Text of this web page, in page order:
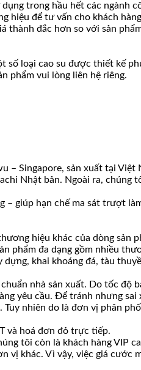
trong hầu hết các ngành
để tư vấn cho khách
thành đắc hơn so với sản
loại cao su được thiết kế
phẩm vui lòng liên hệ riêng.
Singapore, sản xuất tại
Nhật bản. Ngoài ra,
– giúp hạn chế ma sát trượt
hiệu khác của dòng sản
đa dạng gồm nhiều
khai khoáng đá, tàu
nhà sản xuất. Do tốc độ
yêu cầu. Để tránh nhưng
nhiên do là đơn vị phân
và hoá đơn đỏ trực tiếp.
tôi còn là khách hàng VIP
khác. Vì vậy, việc giá cước